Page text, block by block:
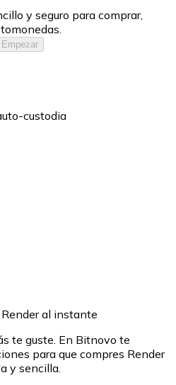
y seguro para comprar,
Empezar
custodia
al instante
te guste. En Bitnovo te
para que compres Render
y sencilla.